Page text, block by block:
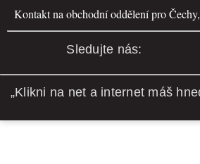
Kontakt na obchodní oddělení pro
Sledujte nás:
„Klikni na net a internet máš